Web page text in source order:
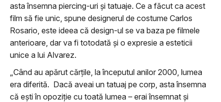
asta însemna piercing-uri şi tatuaje. Ce a făcut ca acest
film să fie unic, spune designerul de costume Carlos
Rosario, este ideea că design-ul se va baza pe filmele
anterioare, dar va fi totodată şi o expresie a esteticii
unice a lui Alvarez.
„Când au apărut cărţile, la începutul anilor 2000, lumea
era diferită. Dacă aveai un tatuaj pe corp, asta însemna
că eşti în opoziţie cu toată lumea – erai însemnat şi